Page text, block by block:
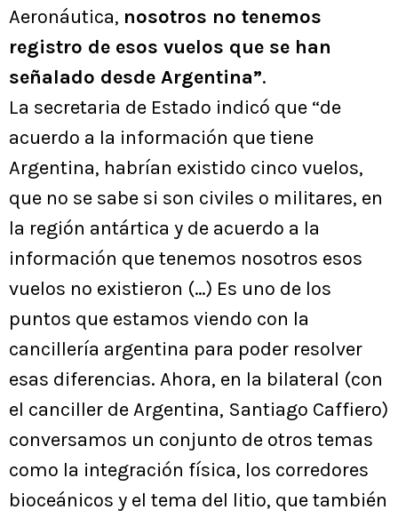
Aeronáutica, nosotros no tenemos
registro de esos vuelos que se han
señalado desde Argentina”.
La secretaria de Estado indicó que “de
acuerdo a la información que tiene
Argentina, habrían existido cinco vuelos,
que no se sabe si son civiles o militares, en
la región antártica y de acuerdo a la
información que tenemos nosotros esos
vuelos no existieron (…) Es uno de los
puntos que estamos viendo con la
cancillería argentina para poder resolver
esas diferencias. Ahora, en la bilateral (con
el canciller de Argentina, Santiago Caffiero)
conversamos un conjunto de otros temas
como la integración física, los corredores
bioceánicos y el tema del litio, que también